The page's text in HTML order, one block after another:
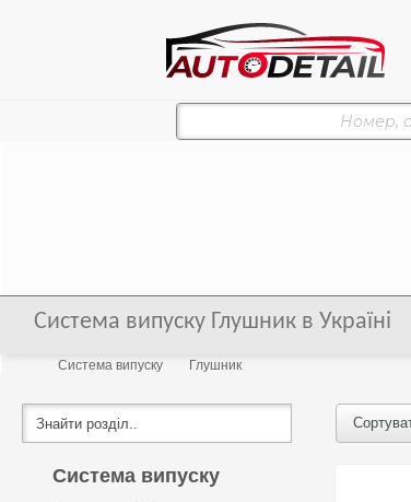
Система випуску Глушник в Україні
Система випуску Глушник
Система випуску